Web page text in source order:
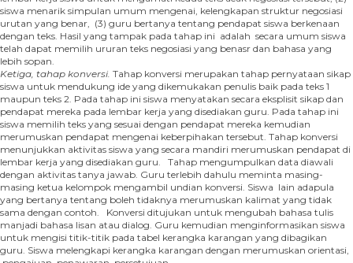
siswa menarik simpulan umum mengenai, kelengkapan struktur negosiasi
urutan yang benar, (3) guru bertanya tentang pendapat siswa berkenaan
dengan teks. Hasil yang tampak pada tahap ini adalah secara umum siswa
telah dapat memilih ururan teks negosiasi yang benasr dan bahasa yang
lebih sopan.
Ketiga, tahap konversi. Tahap konversi merupakan tahap pernyataan sikap
siswa untuk mendukung ide yang dikemukakan penulis baik pada teks 1
maupun teks 2. Pada tahap ini siswa menyatakan secara eksplisit sikap dan
pendapat mereka pada lembar kerja yang disediakan guru. Pada tahap ini
siswa memilih teks yang sesuai dengan pendapat mereka kemudian
merumuskan pendapat mengenai keberpihakan tersebut. Tahap konversi
menunjukkan aktivitas siswa yang secara mandiri merumuskan pendapat di
lembar kerja yang disediakan guru. Tahap mengumpulkan data diawali
dengan aktivitas tanya jawab. Guru terlebih dahulu meminta masing-
masing ketua kelompok mengambil undian konversi. Siswa lain adapula
yang bertanya tentang boleh tidaknya merumuskan kalimat yang tidak
sama dengan contoh. Konversi ditujukan untuk mengubah bahasa tulis
manjadi bahasa lisan atau dialog. Guru kemudian menginformasikan siswa
untuk mengisi titik-titik pada tabel kerangka karangan yang dibagikan
guru. Siswa melengkapi kerangka karangan dengan merumuskan orientasi,